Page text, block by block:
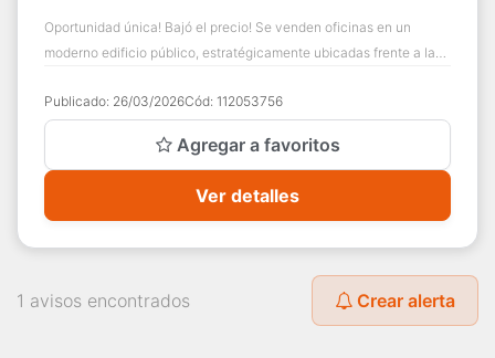
Oportunidad única! Bajó el precio! Se venden oficinas en un
moderno edificio público, estratégicamente ubicadas frente a la
Publicado: 26/03/2026Cód: 112053756
Agregar a favoritos
Ver detalles
1 avisos encontrados Crear alerta